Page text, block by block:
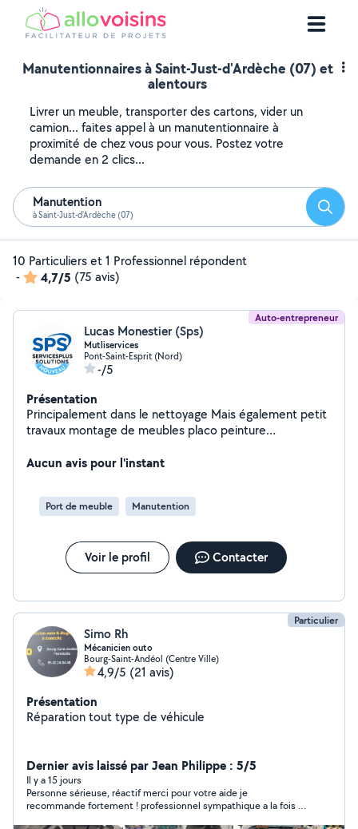
Manutentionnaires à Saint-Just-d'Ardèche (07) et
alentours
Livrer un meuble, transporter des cartons, vider un
camion... faites appel à un manutentionnaire à
proximité de chez vous pour vous. Postez votre
demande en 2 clics...
Manutention
à Saint-Just-d'Ardèche (07)
10 Particuliers et 1 Professionnel répondent
-
4,7/5 (75 avis)
Auto-entrepreneur
Lucas Monestier (Sps)
Mutliservices
Pont-Saint-Esprit (Nord)
-/5
Présentation
Principalement dans le nettoyage Mais également petit
travaux montage de meubles placo peinture
Aucun avis pour l'instant
Port de meuble Manutention
Voir le profil Contacter
Particulier
Simo Rh
Mécanicien outo
Bourg-Saint-Andéol (Centre Ville)
4,9/5 (21 avis)
Présentation
Réparation tout type de véhicule
Dernier avis laissé par Jean Philippe : 5/5
Il y a 15 jours
Personne sérieuse, réactif merci pour votre aide je
recommande fortement ! professionnel sympathique a la fois il